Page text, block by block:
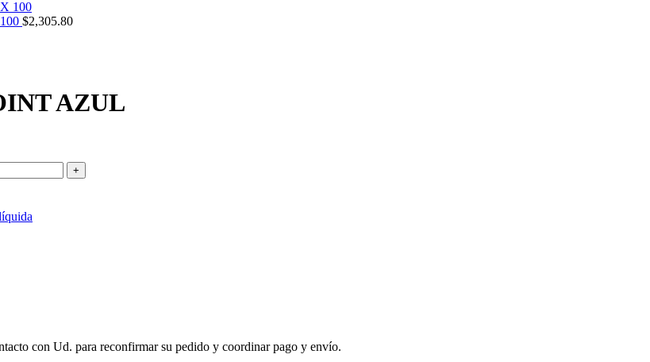
$2,305.80
AZUL
con Ud. para reconfirmar su pedido y coordinar pago y envío.